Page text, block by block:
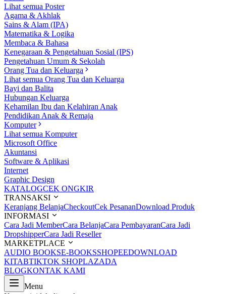
Lihat semua Poster
Agama & Akhlak
Sains & Alam (IPA)
Matematika & Logika
Membaca & Bahasa
Kenegaraan & Pengetahuan Sosial (IPS)
Pengetahuan Umum & Sekolah
Orang Tua dan Keluarga
Lihat semua Orang Tua dan Keluarga
Bayi dan Balita
Hubungan Keluarga
Kehamilan Ibu dan Kelahiran Anak
Pendidikan Anak & Remaja
Komputer
Lihat semua Komputer
Microsoft Office
Akuntansi
Software & Aplikasi
Internet
Graphic Design
KATALOGCEK ONGKIR
TRANSAKSI
Keranjang BelanjaCheckoutCek PesananDownload Produk
INFORMASI
Cara Jadi MemberCara BelanjaCara PembayaranCara Jadi
DropshipperCara Jadi Reseller
MARKETPLACE
AUDIO BOOKSE-BOOKSSHOPEEDOWNLOAD
KITABTIKTOK SHOPLAZADA
BLOGKONTAK KAMI
Menu